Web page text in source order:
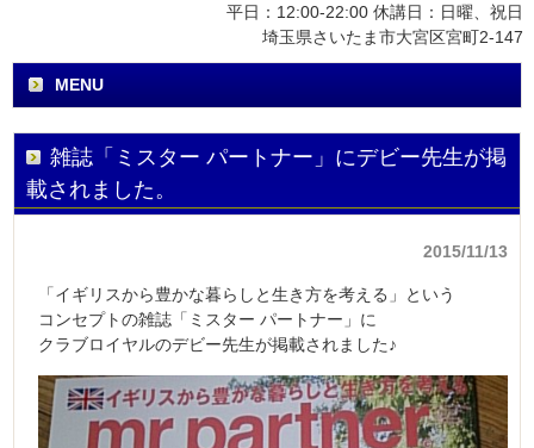
平日：12:00-22:00 休講日：日曜、祝日
埼玉県さいたま市大宮区宮町2-147
MENU
雑誌「ミスター パートナー」にデビー先生が掲
載されました。
2015/11/13
「イギリスから豊かな暮らしと生き方を考える」という
コンセプトの雑誌「ミスター パートナー」に
クラブロイヤルのデビー先生が掲載されました♪